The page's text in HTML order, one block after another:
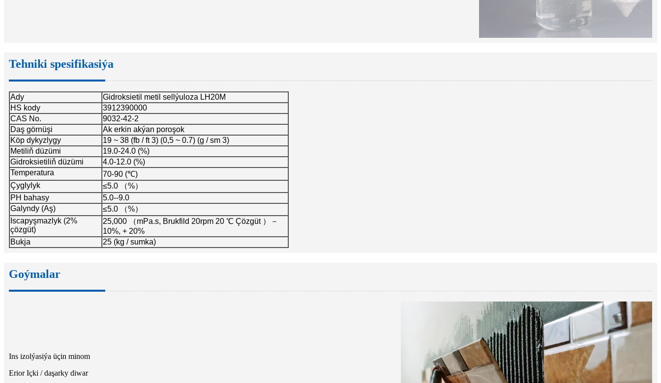
Tehniki spesifikasiýa
Ady
Gidroksietil metil sellýuloza LH20M
HS kody
3912390000
CAS No.
9032-42-2
Daş görnüşi
Ak erkin akýan poroşok
Köp dykyzlygy
19 ~ 38 (fb / ft 3) (0,5 ~ 0.7) (g / sm 3)
Metiliň düzümi
19.0-24.0 (%)
Gidroksietiliň düzümi
4.0-12.0 (%)
Temperatura
70-90 (℃)
Çyglylyk
≤5.0 （%）
PH bahasy
5.0--9.0
Galyndy (Aş)
≤5.0 （%）
Iscapyşmazlyk (2%
çözgüt)
25,000 （mPa.s, Brukfild 20rpm 20 ℃ Çözgüt ）－
10%, + 20%
Bukja
25 (kg / sumka)
Goýmalar
Ins izolýasiýa üçin minom
Erior Içki / daşarky diwar